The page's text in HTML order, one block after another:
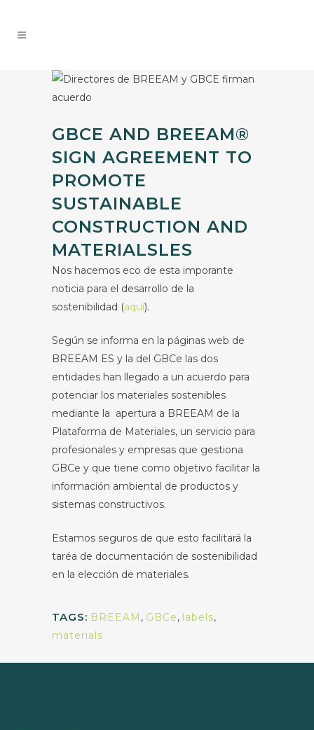
GBCE AND BREEAM®
SIGN AGREEMENT TO
PROMOTE
SUSTAINABLE
CONSTRUCTION AND
MATERIALSLES
Nos hacemos eco de esta imporante
noticia para el desarrollo de la
sostenibilidad (aquí).
Según se informa en la páginas web de
BREEAM ES y la del GBCe las dos
entidades han llegado a un acuerdo para
potenciar los materiales sostenibles
mediante la apertura a BREEAM de la
Plataforma de Materiales, un servicio para
profesionales y empresas que gestiona
GBCe y que tiene como objetivo facilitar la
información ambiental de productos y
sistemas constructivos.
Estamos seguros de que esto facilitará la
taréa de documentación de sostenibilidad
en la elección de materiales.
TAGS: BREEAM , GBCe, labels,
materials